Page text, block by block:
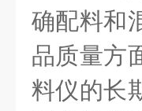
确配料和
品质量方
料仪的长